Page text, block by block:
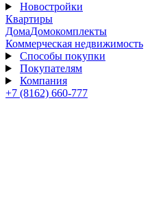
Новостройки
Квартиры
ДомаДомокомплекты
Коммерческая недвижимость
Способы покупки
Покупателям
Компания
+7 (8162) 660-777